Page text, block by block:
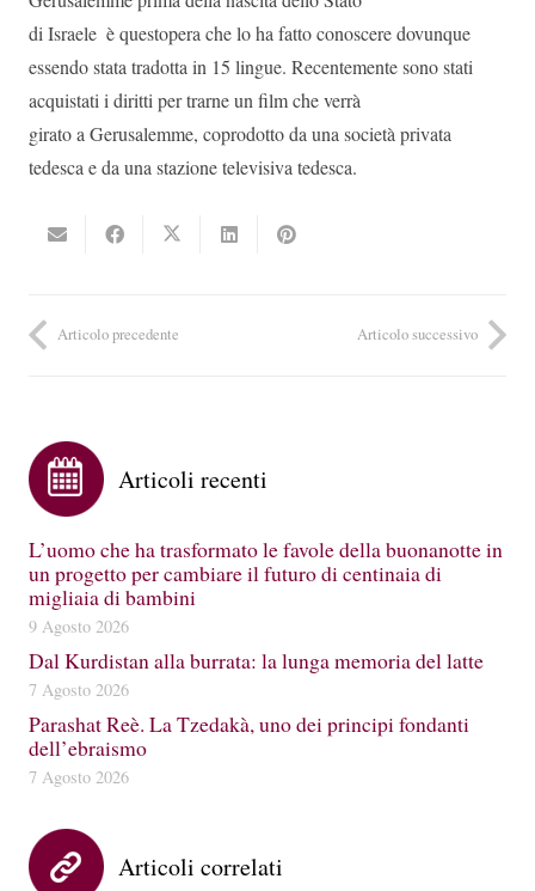
di Israele  è questopera che lo ha fatto conoscere dovunque
essendo stata tradotta in 15 lingue. Recentemente sono stati
acquistati i diritti per trarne un film che verrà
girato a Gerusalemme, coprodotto da una società privata
tedesca e da una stazione televisiva tedesca.
Articolo precedente Articolo successivo
Articoli recenti
L’uomo che ha trasformato le favole della buonanotte in
un progetto per cambiare il futuro di centinaia di
migliaia di bambini
9 Agosto 2026
Dal Kurdistan alla burrata: la lunga memoria del latte
7 Agosto 2026
Parashat Reè. La Tzedakà, uno dei principi fondanti
dell’ebraismo
7 Agosto 2026
Articoli correlati